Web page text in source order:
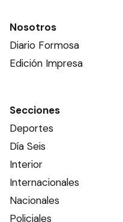
Nosotros
Diario Formosa
Edición Impresa
Secciones
Deportes
Día Seis
Interior
Internacionales
Nacionales
Policiales